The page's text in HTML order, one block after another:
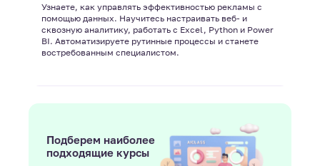
Узнаете, как управлять эффективностью рекламы с
помощью данных. Научитесь настраивать веб- и
сквозную аналитику, работать с Excel, Python и Power
BI. Автоматизируете рутинные процессы и станете
востребованным специалистом.
Подберем наиболее
подходящие курсы